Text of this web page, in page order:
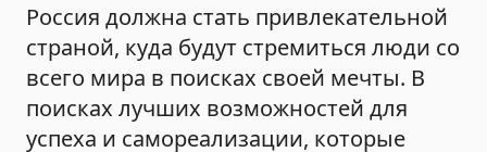
Россия должна стать привлекательной
страной, куда будут стремиться люди со
всего мира в поисках своей мечты. В
поисках лучших возможностей для
успеха и самореализации, которые